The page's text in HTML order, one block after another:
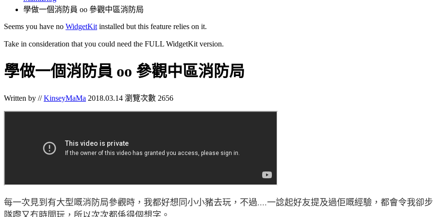
學做一個消防員 oo 參觀中區消防局
Seems you have no WidgetKit installed but this feature relies on it.
Take in consideration that you could need the FULL WidgetKit version.
學做一個消防員 oo 參觀中區消防局
Written by //KinseyMaMa 2018.03.14 瀏覽次數 2656
每一次見到有大型嘅消防局參觀時，我都好想同小小豬去玩，不過....一諗起好友提及過佢嘅經驗，都會令我卻
隊嚟又冇時間玩，所以次次都係得個想字。